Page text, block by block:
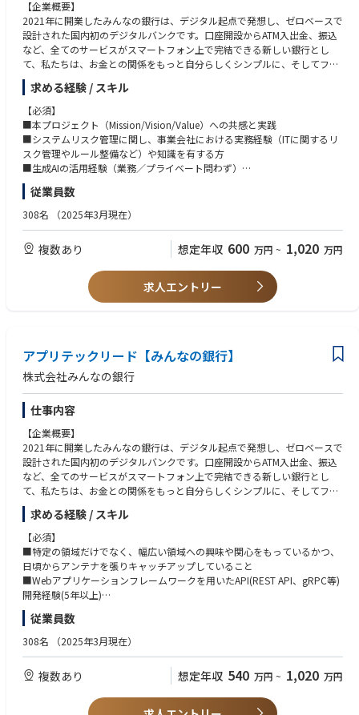
・Backend
にてそれぞれ募集しております。
■古い手法や固定観念にとらわれず、新しい手法や技術に積極的に挑戦し
ていける人、チーム全体の生産性を考えてくれる人を歓迎します。
※雇用主は「株式会社みんなの銀行」です。
みんなの銀行もしくはゼロバンク・デザインファクトリーに出向し、勤務
していただきます。
【業務内容】
■エンジニアの採用、育成、目標設定、評価、フィードバック
■エンジニアメンバーの成果の最大化とキャリア成長の支援
■開発プロジェクトへのアサインと、遂行するために必要なコミュニケー
ションの支援
■エンジニアリング組織としての課題解決や成長戦略の提案と実行
【企業概要】
2021年に開業したみんなの銀行は、デジタル起点で発想し、ゼロベースで
設計された国内初のデジタルバンクです。口座開設からATM入出金、振込
など、全てのサービスがスマートフォン上で完結できる新しい銀行とし
て、私たちは、お金との関係をもっと自分らしくシンプルに、そしてフレ
ンドリーにするために、新しい銀行のカタチを「みんな」で創りたいと考
えています。
みんなの銀行が目指しているのは、銀行の「Re-Design（再デザイン）」
と「Re-Define（再定義）」。
商品・サービス、システム、業務プロセス等すべてをゼロベースから設
計・構築することで、全く新しい価値を提供できる次世代の銀行づくりを
銀行というと堅い職場を想像されるかもしれませんが、みんなの銀行は既
存の銀行から飛び出したベンチャー、スタートアップ的な組織です。
7割近くがキャリア採用メンバーで構成されており、デジタル領域のスペ
シャリストも数多く在籍しています。
その一方で、バックグラウンドにFFG・福岡銀⾏がいることで、ベンチャ
ことなく、新しい⾦融の模索にスピード感を持ってチャレンジすることに
集中できる環境が整っています。
■クラウドネイティブな銀行のITリスクマネジメントを担う人財を募集し
ています。
■みんなの銀行では、世の中の変化に素早く対応できるよう、アジャイル
開発を採用し、スピードと品質を両立させるとともに、システム基盤にク
ラウドを中心に採用しています。
してのITリスクマネジメントの各種施策を企画・推進できる方を歓迎しま
す。
※雇用主は「株式会社みんなの銀行」です。
みんなの銀行もしくはゼロバンク・デザインファクトリーに出向し、勤務
していただきます。
【業務内容】
クラウドネイティブ、アジャイル開発を支えるITリスクマネジメント領域
において、以下の業務を担っていただきます。
■スピーディな開発・デプロイを妨げないITリスクマネジメントの実現
（システムのリリースや障害リスクに係るルール・体制改善の企画、推進
やインシデント対応時の全体リード）
■クラウド、アジャイル開発に相応しいシステムリスク評価・管理の実
施、およびその改善の検討・企画
求める経験 / スキル
【必須】
■本プロジェクト（Mission/Vision/Value）への共感と実践
■システムリスク管理に関し、事業会社における実務経験（ITに関するリ
スク管理やルール整備など）や知識を有する方
■生成AIの活用経験（業務／プライベート問わず）
【推奨】
■ビジネスサイド（ユーザサイド）との調整業務の経験
■監査対応（内部/外部）に関連する業務の経験
■経営層や当局等へのレポーティング業務の経験
※東京勤務を希望される方も、採用時に一定期間、福岡でのOJTを実施さ
せていただく場合がございます。実施要否や期間は、スキルレベルや実務
経験の状況に応じて決定いたします。
経験
■ITリスク管理・IT監査の関連資格保有（IPA/ベンダ系）
■応用情報技術者、高度情報技術者等のIT資格を有している、もしくは今
後の取得意欲がある方
従業員数
308名 （2025年3月現在）
複数あり 想定年収 600 万円 ~ 1,020 万円
求人エントリー
アプリテックリード【みんなの銀行】
株式会社みんなの銀行
仕事内容
【企業概要】
2021年に開業したみんなの銀行は、デジタル起点で発想し、ゼロベースで
設計された国内初のデジタルバンクです。口座開設からATM入出金、振込
など、全てのサービスがスマートフォン上で完結できる新しい銀行とし
て、私たちは、お金との関係をもっと自分らしくシンプルに、そしてフレ
ンドリーにするために、新しい銀行のカタチを「みんな」で創りたいと考
えています。
みんなの銀行が目指しているのは、銀行の「Re-Design（再デザイン）」
と「Re-Define（再定義）」。
商品・サービス、システム、業務プロセス等すべてをゼロベースから設
計・構築することで、全く新しい価値を提供できる次世代の銀行づくりを
目指します。
銀行というと堅い職場を想像されるかもしれませんが、みんなの銀行は既
存の銀行から飛び出したベンチャー、スタートアップ的な組織です。
7割近くがキャリア採用メンバーで構成されており、デジタル領域のスペ
シャリストも数多く在籍しています。
その一方で、バックグラウンドにFFG・福岡銀⾏がいることで、ベンチャ
ことなく、新しい⾦融の模索にスピード感を持ってチャレンジすることに
求める経験 / スキル
【必須】
■特定の領域だけでなく、幅広い領域への興味や関心をもっているかつ、
日頃からアンテナを張りキャッチアップしていること
■Webアプリケーションフレームワークを用いたAPI(REST API、gRPC等)
開発経験(5年以上)
■データベース(RDBMS)を利用したシステムの設計・開発・運用保守経験
■大規模システムの開発・運用経験
■開発チームを支援や技術選定に関わる説明のための説明力・コミュニケ
【歓迎スキル／要件】
■金融システム(特に勘定系・決済系)の開発・運用経験
■マイクロサービスアーキテクチャ、DDD(Domain-Driven Design)やClean
従業員数
308名 （2025年3月現在）
複数あり 想定年収 540 万円 ~ 1,020 万円